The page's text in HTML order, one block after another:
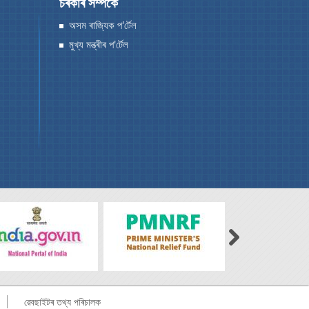
অসম ৰাজ্যিক প'ৰ্টেল
মুখ্য মন্ত্ৰীৰ প'ৰ্টেল
ৱেবছাইটৰ তথ্য পৰিচালক